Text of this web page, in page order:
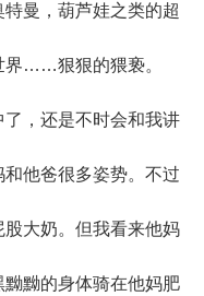
曼，葫芦娃之类的超
界……狠狠的猥亵。
，还是不时会和我讲
他爸很多姿势。不过
大奶。但我看来他妈
黝的身体骑在他妈肥